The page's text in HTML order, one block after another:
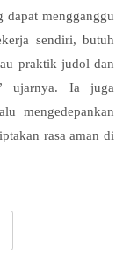
dapat mengganggu
sendiri, butuh
praktik judol dan
ujarnya. Ia juga
mengedepankan
rasa aman di